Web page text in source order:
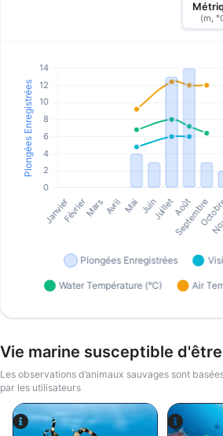
(m,
Vie marine susceptible
Les observations d’animaux sauvages sont
par les utilisateurs